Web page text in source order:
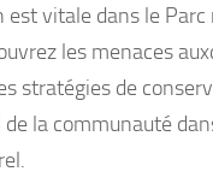
est vitale dans le Parc
les menaces
stratégies de
de la communauté